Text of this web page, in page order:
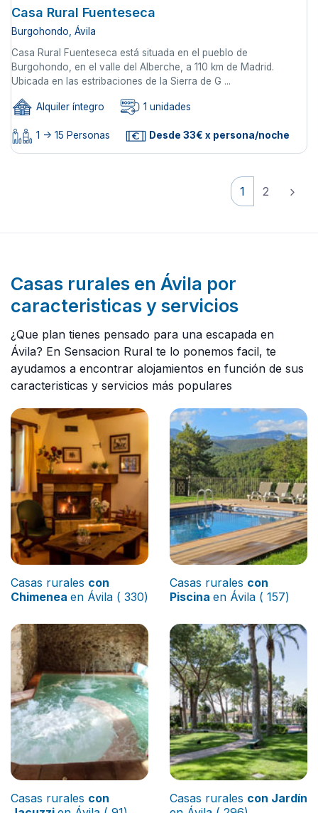
Casa Rural Fuenteseca
Burgohondo, Ávila
Casa Rural Fuenteseca está situada en el pueblo de
Burgohondo, en el valle del Alberche, a 110 km de Madrid.
Ubicada en las estribaciones de la Sierra de G ...
Alquiler íntegro 1 unidades
1 -> 15 Personas Desde 33€ x persona/noche
1 2
Casas rurales en Ávila por
caracteristicas y servicios
¿Que plan tienes pensado para una escapada en
Ávila? En Sensacion Rural te lo ponemos facil, te
ayudamos a encontrar alojamientos en función de sus
caracteristicas y servicios más populares
Casas rurales con
Chimenea en Ávila ( 330)
Casas rurales con
Piscina en Ávila ( 157)
Casas rurales con
Casas rurales con Jardín